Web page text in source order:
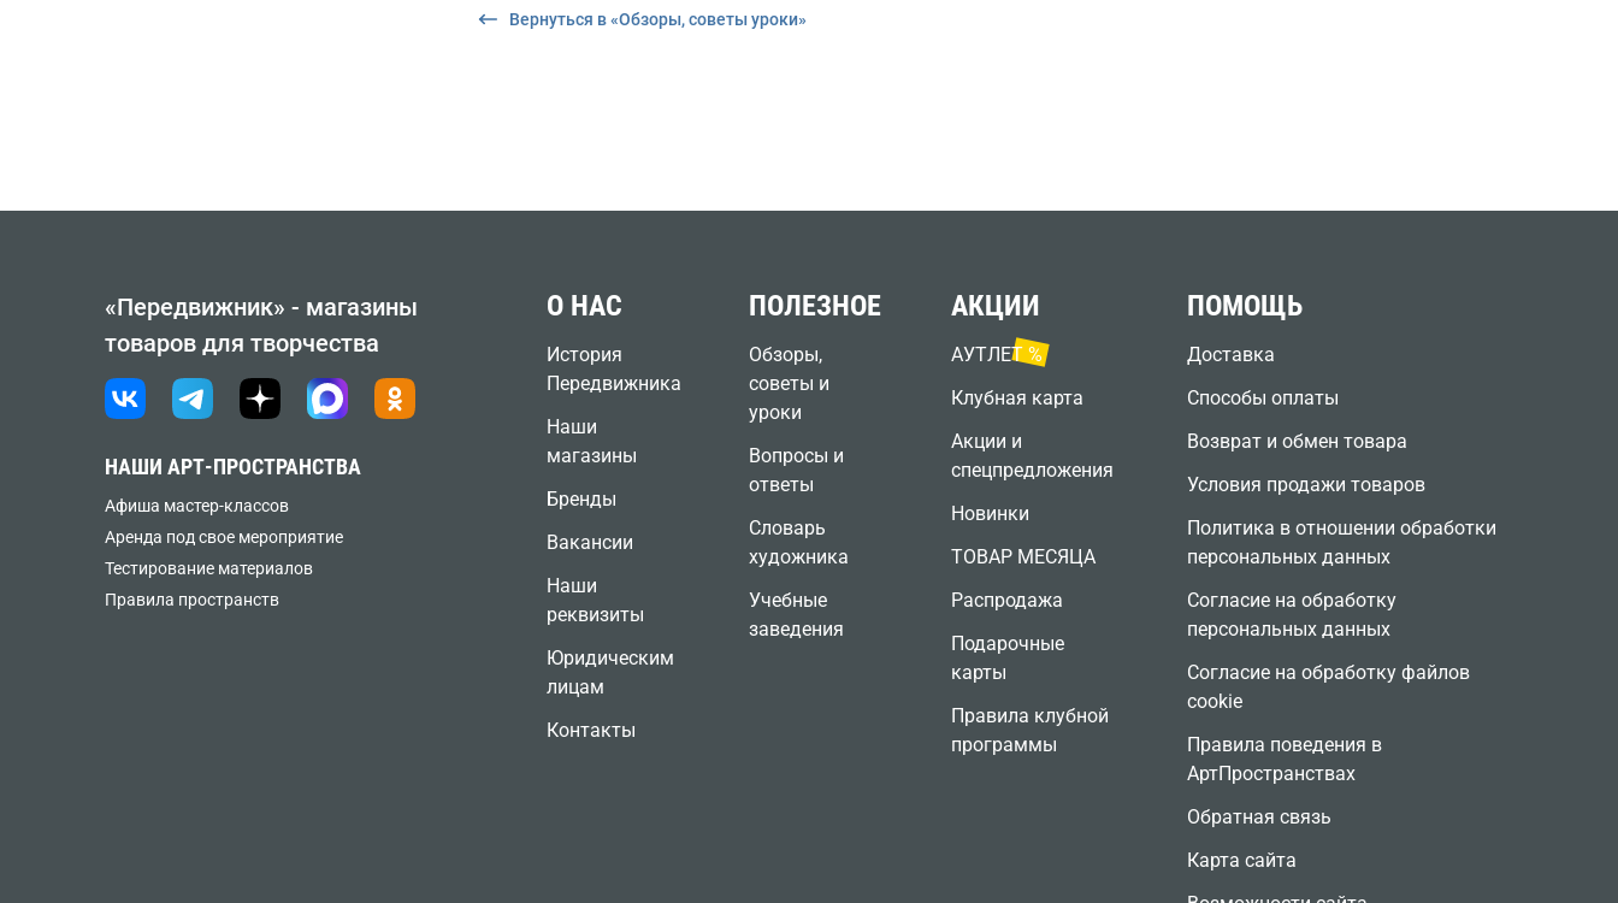
Вернуться в «Обзоры, советы уроки»
«Передвижник» - магазины
товаров для творчества
НАШИ АРТ-ПРОСТРАНСТВА
Афиша мастер-классов
Аренда под свое мероприятие
Тестирование материалов
Правила пространств
О НАС
История
Передвижника
Наши
магазины
Бренды
Вакансии
Наши
реквизиты
Юридическим
лицам
Контакты
ПОЛЕЗНОЕ
Обзоры,
советы и
уроки
Вопросы и
ответы
Словарь
художника
Учебные
заведения
АКЦИИ
АУТЛЕТ %
Клубная карта
Акции и
спецпредложения
Новинки
ТОВАР МЕСЯЦА
Распродажа
Подарочные
карты
Правила клубной
программы
ПОМОЩЬ
Доставка
Способы оплаты
Возврат и обмен товара
Условия продажи товаров
Политика в отношении обработки
персональных данных
Согласие на обработку
персональных данных
Согласие на обработку файлов
cookie
Правила поведения в
АртПространствах
Обратная связь
Карта сайта